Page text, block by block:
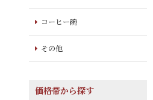
コーヒー碗
その他
価格帯から探す